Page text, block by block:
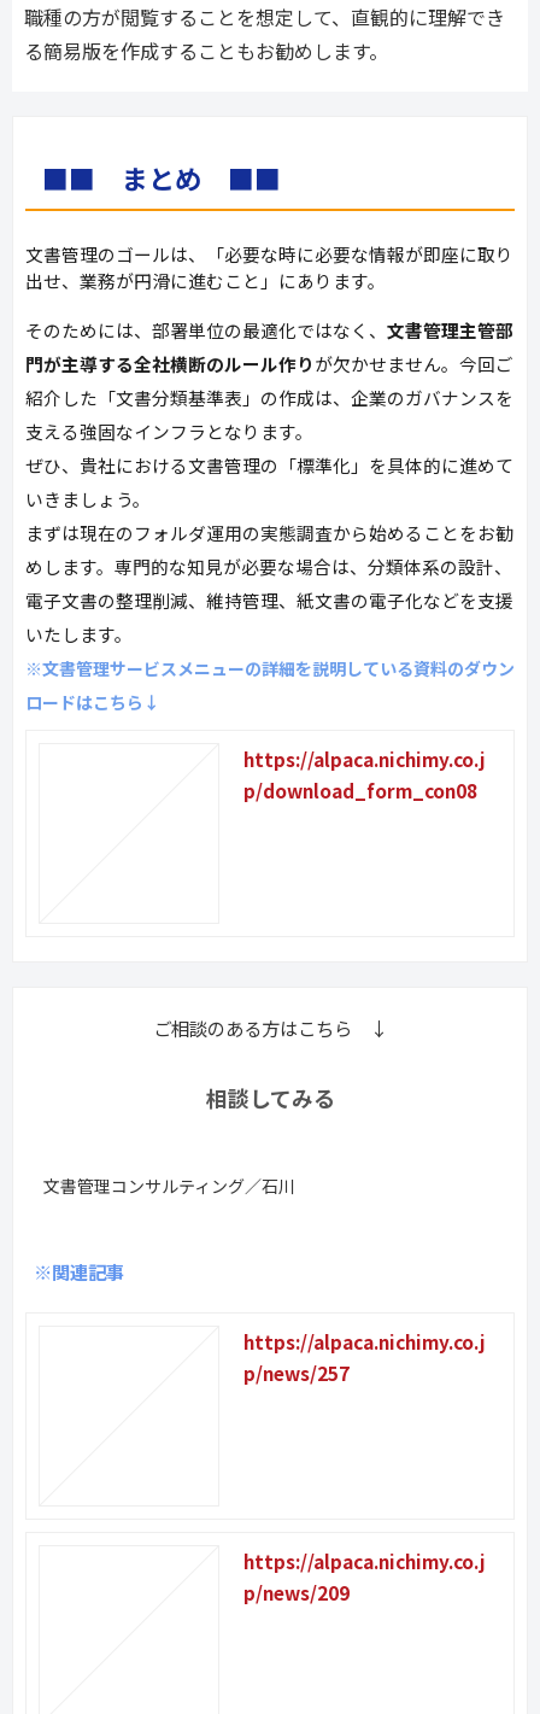
職種の方が閲覧することを想定して、直観的に理解でき
る簡易版を作成することもお勧めします。
■■　まとめ　■■
文書管理のゴールは、「必要な時に必要な情報が即座に取り
出せ、業務が円滑に進むこと」にあります。
そのためには、部署単位の最適化ではなく、 文書管理主管部
門が主導する全社横断のルール作りが欠かせません。今回ご
紹介した「文書分類基準表」の作成は、企業のガバナンスを
支える強固なインフラとなります。
ぜひ、貴社における文書管理の「標準化」を具体的に進めて
いきましょう。
まずは現在のフォルダ運用の実態調査から始めることをお勧
めします。専門的な知見が必要な場合は、分類体系の設計、
電子文書の整理削減、維持管理、紙文書の電子化などを支援
いたします。
※文書管理サービスメニューの詳細を説明している資料のダウン
ロードはこちら↓
https://alpaca.nichimy.co.j
p/download_form_con08
ご相談のある方はこちら ↓
相談してみる
文書管理コンサルティング／石川
※関連記事
https://alpaca.nichimy.co.j
p/news/257
https://alpaca.nichimy.co.j
p/news/209